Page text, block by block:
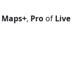
Maps+, Proof Live